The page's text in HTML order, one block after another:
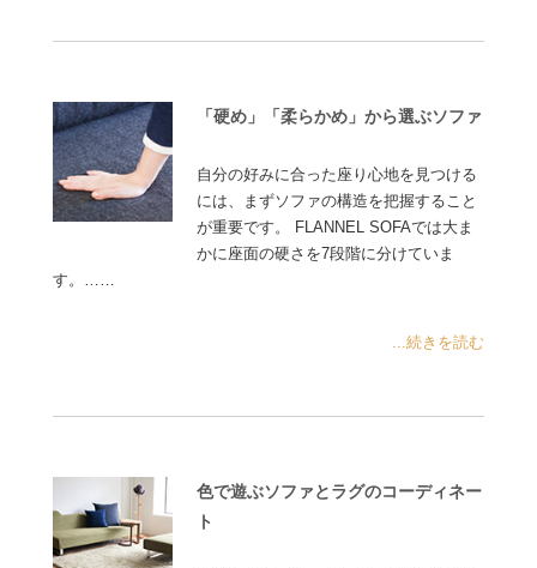
「硬め」「柔らかめ」から選ぶソファ
自分の好みに合った座り心地を見つける
には、まずソファの構造を把握すること
が重要です。 FLANNEL SOFAでは大ま
かに座面の硬さを7段階に分けていま
す。……
...続きを読む
色で遊ぶソファとラグのコーディネー
ト